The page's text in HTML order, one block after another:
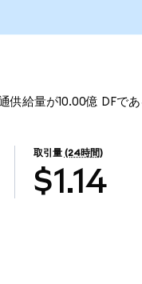
給量が10.00億 DFで
取引量 (24時間)
$1.14